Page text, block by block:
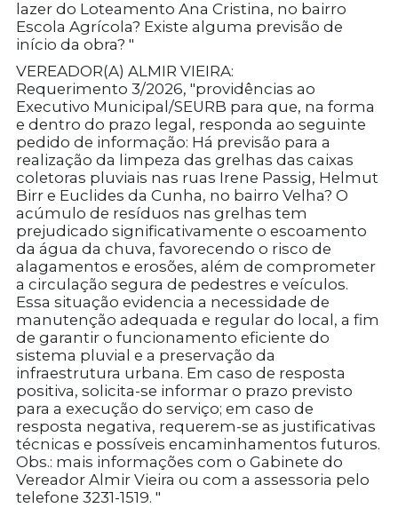
lazer do Loteamento Ana Cristina, no bairro
Escola Agrícola? Existe alguma previsão de
início da obra? "
VEREADOR(A) ALMIR VIEIRA:
Requerimento 3/2026, "providências ao
Executivo Municipal/SEURB para que, na forma
e dentro do prazo legal, responda ao seguinte
pedido de informação: Há previsão para a
realização da limpeza das grelhas das caixas
coletoras pluviais nas ruas Irene Passig, Helmut
Birr e Euclides da Cunha, no bairro Velha? O
acúmulo de resíduos nas grelhas tem
prejudicado significativamente o escoamento
da água da chuva, favorecendo o risco de
alagamentos e erosões, além de comprometer
a circulação segura de pedestres e veículos.
Essa situação evidencia a necessidade de
manutenção adequada e regular do local, a fim
de garantir o funcionamento eficiente do
sistema pluvial e a preservação da
infraestrutura urbana. Em caso de resposta
positiva, solicita-se informar o prazo previsto
para a execução do serviço; em caso de
resposta negativa, requerem-se as justificativas
técnicas e possíveis encaminhamentos futuros.
Obs.: mais informações com o Gabinete do
Vereador Almir Vieira ou com a assessoria pelo
telefone 3231-1519. "